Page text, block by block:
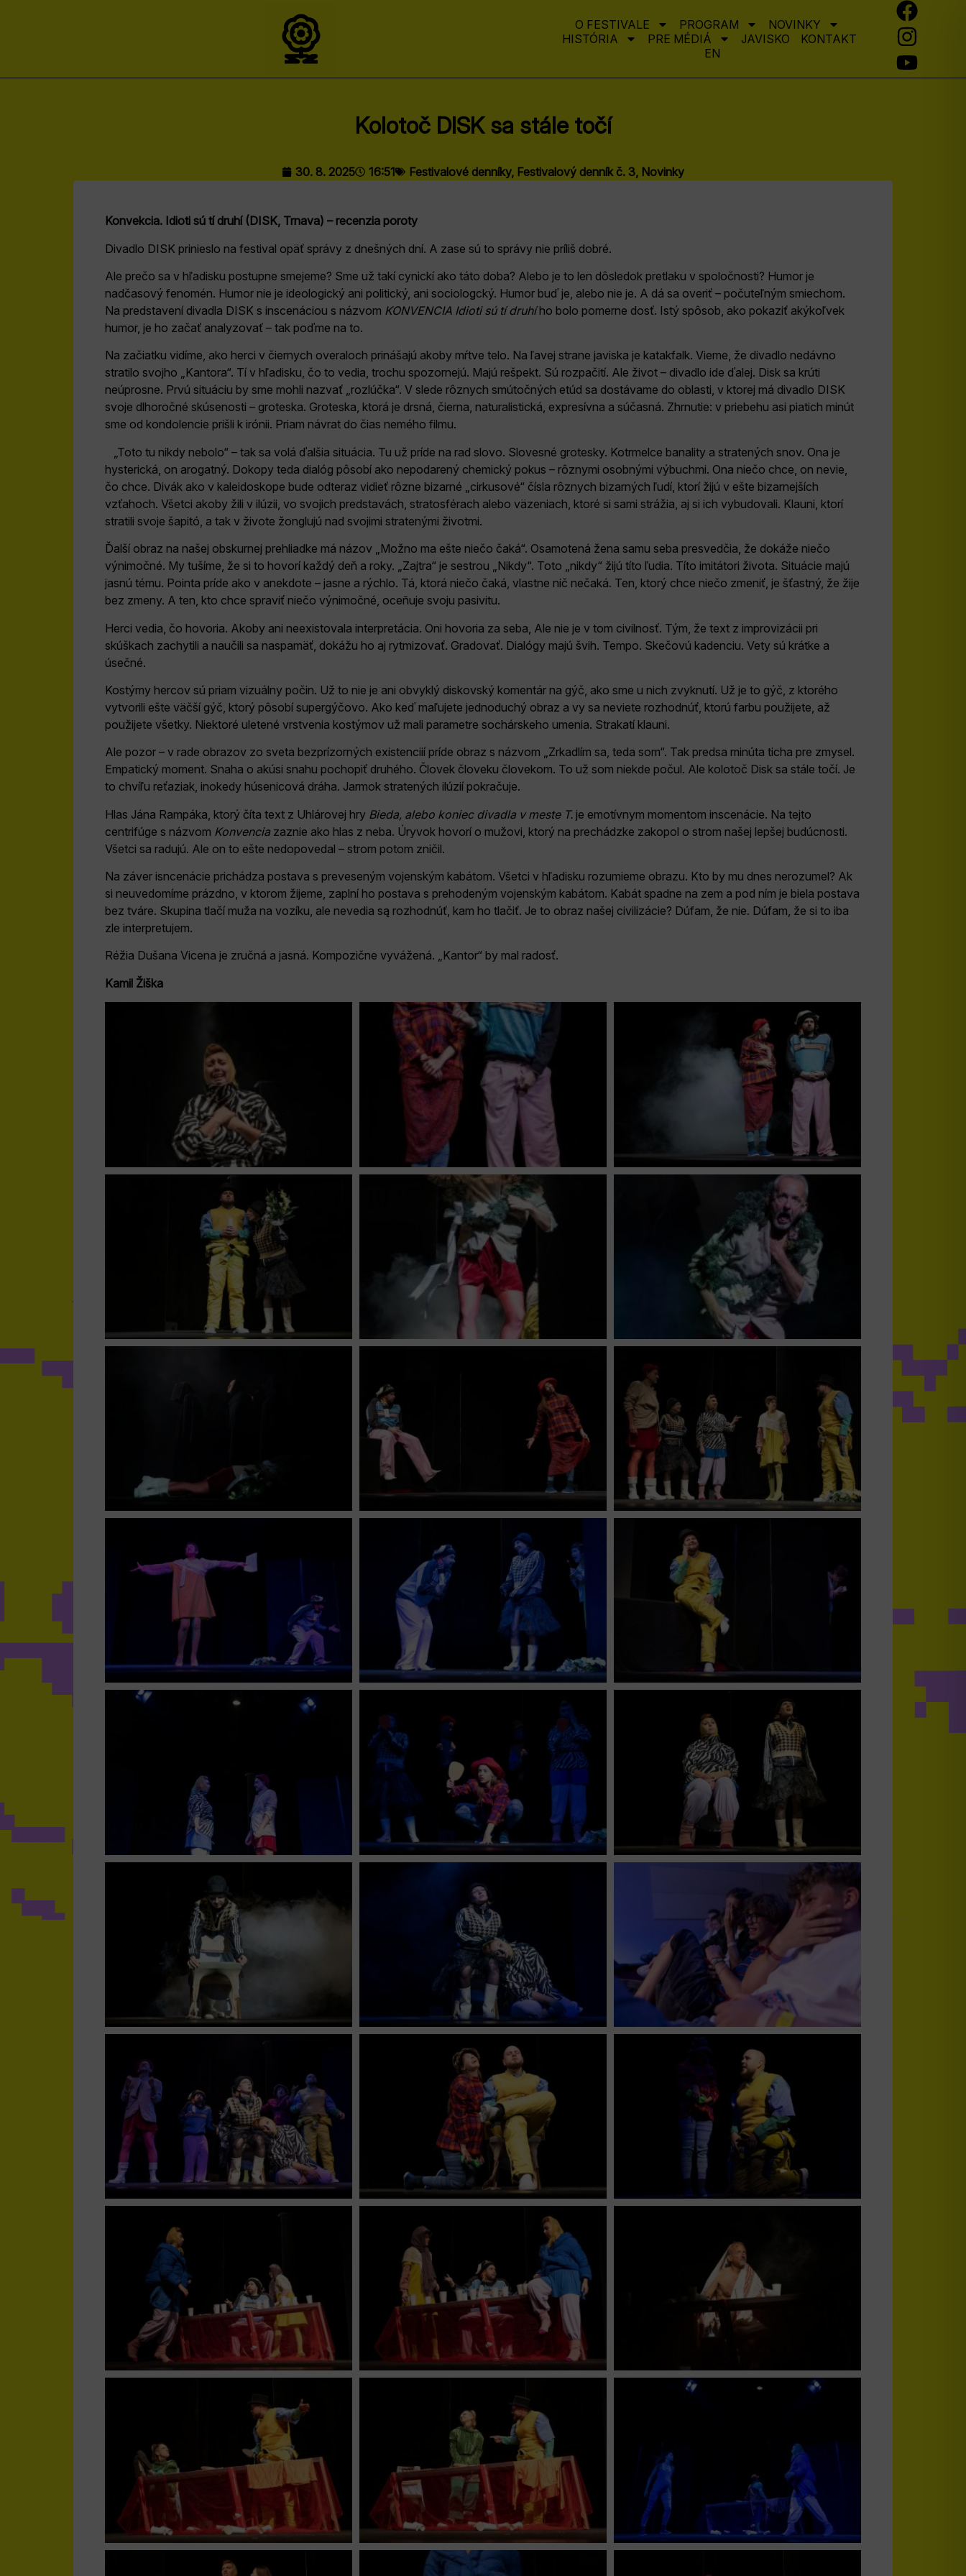
O FESTIVALE PROGRAM
NOVINKY
HISTÓRIA
PRE MÉDIÁ JAVISKO
KONTAKT
EN
Kolotoč DISK sa stále točí
30. 8. 2025 16:51 Festivalové denníky, Festivalový denník č. 3, Novinky
Konvekcia. Idioti sú tí druhí (DISK, Trnava) – recenzia poroty
Divadlo DISK prinieslo na festival opäť správy z dnešných dní. A zase sú to správy nie príliš dobré.
Ale prečo sa v hľadisku postupne smejeme? Sme už takí cynickí ako táto doba? Alebo je to len dôsledok pretlaku v spoločnosti? Humor je
nadčasový fenomén. Humor nie je ideologický ani politický, ani sociologcký. Humor buď je, alebo nie je. A dá sa overiť – počuteľným smiechom.
Na predstavení divadla DISK s inscenáciou s názvom KONVENCIA Idioti sú tí druhího bolo pomerne dosť. Istý spôsob, ako pokaziť akýkoľvek
humor, je ho začať analyzovať – tak poďme na to.
Na začiatku vidíme, ako herci v čiernych overaloch prinášajú akoby mŕtve telo. Na ľavej strane javiska je katakfalk. Vieme, že divadlo nedávno
stratilo svojho „Kantora“. Tí v hľadisku, čo to vedia, trochu spozornejú. Majú rešpekt. Sú rozpačití. Ale život – divadlo ide ďalej. Disk sa krúti
neúprosne. Prvú situáciu by sme mohli nazvať „rozlúčka“. V slede rôznych smútočných etúd sa dostávame do oblasti, v ktorej má divadlo DISK
svoje dlhoročné skúsenosti – groteska. Groteska, ktorá je drsná, čierna, naturalistická, expresívna a súčasná. Zhrnutie: v priebehu asi piatich minút
sme od kondolencie prišli k irónii. Priam návrat do čias nemého filmu.
„Toto tu nikdy nebolo“ – tak sa volá ďalšia situácia. Tu už príde na rad slovo. Slovesné grotesky. Kotrmelce banality a stratených snov. Ona je
hysterická, on arogatný. Dokopy teda dialóg pôsobí ako nepodarený chemický pokus – rôznymi osobnými výbuchmi. Ona niečo chce, on nevie,
čo chce. Divák ako v kaleidoskope bude odteraz vidieť rôzne bizarné „cirkusové“ čísla rôznych bizarných ľudí, ktorí žijú v ešte bizarnejších
vzťahoch. Všetci akoby žili v ilúzii, vo svojich predstavách, stratosférach alebo väzeniach, ktoré si sami strážia, aj si ich vybudovali. Klauni, ktorí
stratili svoje šapitó, a tak v živote žonglujú nad svojimi stratenými životmi.
Ďalší obraz na našej obskurnej prehliadke má názov „Možno ma ešte niečo čaká“. Osamotená žena samu seba presvedčia, že dokáže niečo
výnimočné. My tušíme, že si to hovorí každý deň a roky. „Zajtra“ je sestrou „Nikdy“. Toto „nikdy“ žijú títo ľudia. Títo imitátori života. Situácie majú
jasnú tému. Pointa príde ako v anekdote – jasne a rýchlo. Tá, ktorá niečo čaká, vlastne nič nečaká. Ten, ktorý chce niečo zmeniť, je šťastný, že žije
bez zmeny. A ten, kto chce spraviť niečo výnimočné, oceňuje svoju pasivitu.
Herci vedia, čo hovoria. Akoby ani neexistovala interpretácia. Oni hovoria za seba, Ale nie je v tom civilnosť. Tým, že text z improvizácii pri
skúškach zachytili a naučili sa naspamäť, dokážu ho aj rytmizovať. Gradovať. Dialógy majú švih. Tempo. Skečovú kadenciu. Vety sú krátke a
úsečné.
Kostýmy hercov sú priam vizuálny počin. Už to nie je ani obvyklý diskovský komentár na gýč, ako sme u nich zvyknutí. Už je to gýč, z ktorého
vytvorili ešte väčší gýč, ktorý pôsobí supergýčovo. Ako keď maľujete jednoduchý obraz a vy sa neviete rozhodnúť, ktorú farbu použijete, až
použijete všetky. Niektoré uletené vrstvenia kostýmov už mali parametre sochárskeho umenia. Strakatí klauni.
Ale pozor – v rade obrazov zo sveta bezprízorných existenciií príde obraz s názvom „Zrkadlím sa, teda som“. Tak predsa minúta ticha pre zmysel.
Empatický moment. Snaha o akúsi snahu pochopiť druhého. Človek človeku človekom. To už som niekde počul. Ale kolotoč Disk sa stále točí. Je
to chvíľu reťaziak, inokedy húsenicová dráha. Jarmok stratených ilúzií pokračuje.
Hlas Jána Rampáka, ktorý číta text z Uhlárovej hry Bieda, alebo koniec divadla v meste T. je emotívnym momentom inscenácie. Na tejto
centrifúge s názvom Konvencia zaznie ako hlas z neba. Úryvok hovorí o mužovi, ktorý na prechádzke zakopol o strom našej lepšej budúcnosti.
Všetci sa radujú. Ale on to ešte nedopovedal – strom potom zničil.
Na záver isncenácie prichádza postava s preveseným vojenským kabátom. Všetci v hľadisku rozumieme obrazu. Kto by mu dnes nerozumel? Ak
si neuvedomíme prázdno, v ktorom žijeme, zaplní ho postava s prehodeným vojenským kabátom. Kabát spadne na zem a pod ním je biela postava
bez tváre. Skupina tlačí muža na vozíku, ale nevedia są rozhodnúť, kam ho tlačiť. Je to obraz našej civilizácie? Dúfam, že nie. Dúfam, že si to iba
zle interpretujem.
Réžia Dušana Vicena je zručná a jasná. Kompozične vyvážená. „Kantor“ by mal radosť.
Kamil Žiška